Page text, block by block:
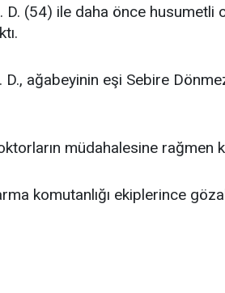
D. (54) ile daha önce husumetli
D., ağabeyinin eşi Sebire
müdahalesine rağmen
komutanlığı ekiplerince